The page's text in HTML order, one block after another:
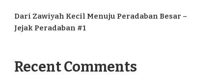
Dari Zawiyah Kecil Menuju Peradaban Besar –
Jejak Peradaban #1
Recent Comments